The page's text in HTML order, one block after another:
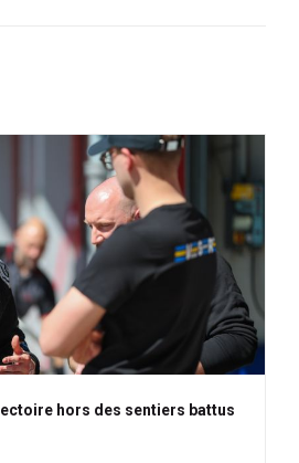
hors des sentiers battus